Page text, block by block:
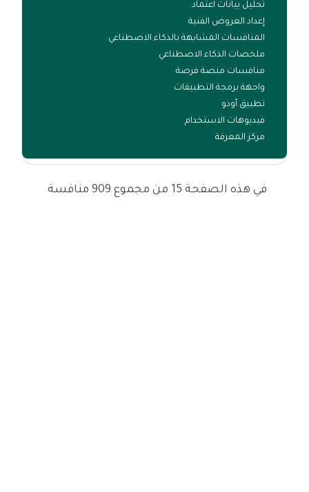
تحليل بيانات اعتماد
إعداد العروض الفنية
المنافسات المشابهة بالذكاء الاصطناعي
ملخصات الذكاء الاصطناعي
منافسات منصة فرصة
واجهة برمجة التطبيقات
تطبيق أودو
فيديوهات الاستخدام
مركز المعرفة
في هذه الصفحة 15 من مجموع 909 منافسة